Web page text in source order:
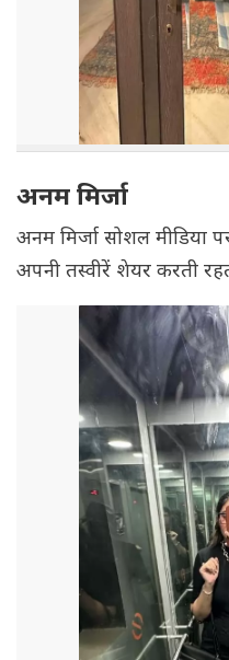
अनम मिर्जा
अनम मिर्जा सोशल मीडिया
अपनी तस्वीरें शेयर करती